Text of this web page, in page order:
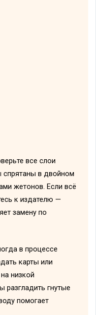
все слои
спрятаны в двойном
жетонов. Если всё
к издателю —
замену по
в процессе
карты или
низкой
разгладить гнутые
помогает